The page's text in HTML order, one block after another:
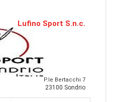
Lufino Sport S.n.c.
P.le Bertacchi 7
23100 Sondrio